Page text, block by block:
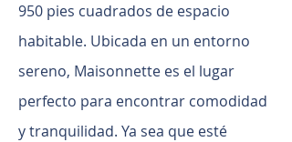
950 pies cuadrados de espacio
habitable. Ubicada en un entorno
sereno, Maisonnette es el lugar
perfecto para encontrar comodidad
y tranquilidad. Ya sea que esté